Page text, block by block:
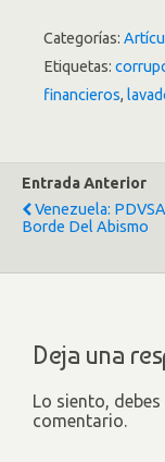
Categorías:
Etiquetas:
financieros,
Entrada Anterior
Venezuela:
Borde Del Abismo
Deja una
Lo siento,
comentario.